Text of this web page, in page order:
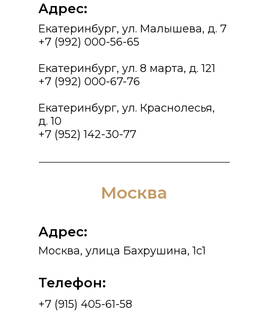
Екатеринбург, ул. Малышева, д. 7
+7 (992) 000-56-65
Екатеринбург, ул. 8 марта, д. 121
+7 (992) 000-67-76
Екатеринбург, ул. Краснолесья,
д. 10
+7 (952) 142-30-77
Адрес:
Москва
Москва, улица Бахрушина, 1с1
+7 (915) 405-61-58
Адрес:
Телефон: